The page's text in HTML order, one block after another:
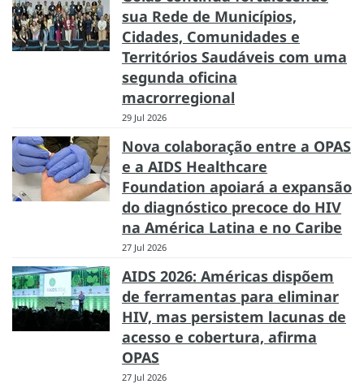
sua Rede de Municípios,
Cidades, Comunidades e
Territórios Saudáveis com uma
segunda oficina
macrorregional
29 Jul 2026
Nova colaboração entre a OPAS
e a AIDS Healthcare
Foundation apoiará a expansão
do diagnóstico precoce do HIV
na América Latina e no Caribe
27 Jul 2026
AIDS 2026: Américas dispõem
de ferramentas para eliminar
HIV, mas persistem lacunas de
acesso e cobertura, afirma
OPAS
27 Jul 2026